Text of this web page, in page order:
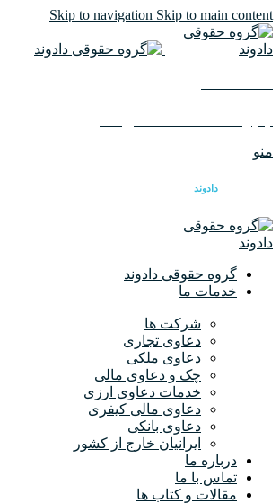
Skip to navigation Skip to main content
منو
دادوند
گروه حقوقی دادوند
خدمات ما
شرکت ها
دعاوی تجاری
دعاوی ملکی
چک و دعاوی مالی
خدمات دعاوی ارزی
دعاوی مالی کیفری
دعاوی بانکی
ایرانیان خارج از کشور
درباره ما
تماس با ما
مقالات و کتاب ها